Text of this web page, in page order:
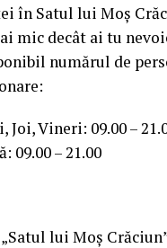
în Satul lui Moș
mic decât ai tu
numărul de
Vineri: 09.00 –
09.00 – 21.00
lui Moș